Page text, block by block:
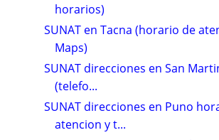
horarios)
SUNAT en Tacna (horario de
Maps)
SUNAT direcciones en San
(telefo...
SUNAT direcciones en Puno
atencion y t...